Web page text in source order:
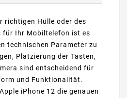
richtigen Hülle oder des
für Ihr Mobiltelefon ist es
technischen Parameter zu
Platzierung der Tasten,
sind entscheidend für
und Funktionalität.
iPhone 12 die genauen